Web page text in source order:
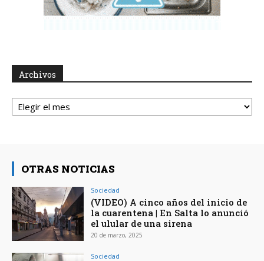
Archivos
Archivos
OTRAS NOTICIAS
Sociedad
(VIDEO) A cinco años del inicio de
la cuarentena | En Salta lo anunció
el ulular de una sirena
20 de marzo, 2025
Sociedad